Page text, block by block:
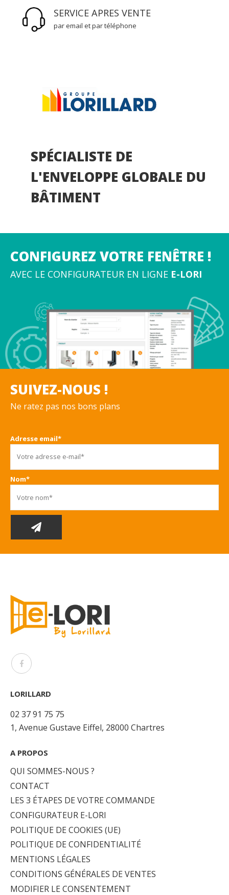
SERVICE APRES VENTE
par email et par téléphone
SPÉCIALISTE DE
L'ENVELOPPE GLOBALE DU
BÂTIMENT
CONFIGUREZ VOTRE FENÊTRE !
AVEC LE CONFIGURATEUR EN LIGNE E-LORI
SUIVEZ-NOUS !
Ne ratez pas nos bons plans
Adresse email*
Nom*
LORILLARD
02 37 91 75 75
1, Avenue Gustave Eiffel, 28000 Chartres
A PROPOS
QUI SOMMES-NOUS ?
CONTACT
LES 3 ÉTAPES DE VOTRE COMMANDE
CONFIGURATEUR E-LORI
POLITIQUE DE COOKIES (UE)
POLITIQUE DE CONFIDENTIALITÉ
MENTIONS LÉGALES
CONDITIONS GÉNÉRALES DE VENTES
MODIFIER LE CONSENTEMENT